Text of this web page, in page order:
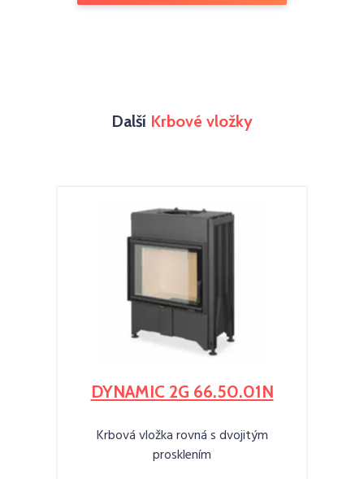
Další Krbové vložky
DYNAMIC 2G 66.50.01N
Krbová vložka rovná s dvojitým
prosklením